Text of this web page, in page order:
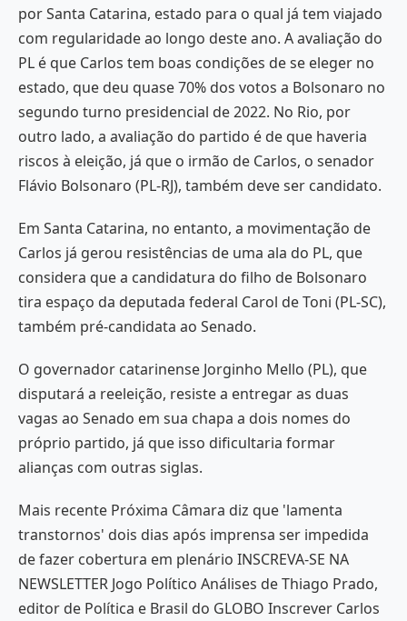
por Santa Catarina, estado para o qual já tem viajado
com regularidade ao longo deste ano. A avaliação do
PL é que Carlos tem boas condições de se eleger no
estado, que deu quase 70% dos votos a Bolsonaro no
segundo turno presidencial de 2022. No Rio, por
outro lado, a avaliação do partido é de que haveria
riscos à eleição, já que o irmão de Carlos, o senador
Flávio Bolsonaro (PL-RJ), também deve ser candidato.
Em Santa Catarina, no entanto, a movimentação de
Carlos já gerou resistências de uma ala do PL, que
considera que a candidatura do filho de Bolsonaro
tira espaço da deputada federal Carol de Toni (PL-SC),
também pré-candidata ao Senado.
O governador catarinense Jorginho Mello (PL), que
disputará a reeleição, resiste a entregar as duas
vagas ao Senado em sua chapa a dois nomes do
próprio partido, já que isso dificultaria formar
alianças com outras siglas.
Mais recente Próxima Câmara diz que 'lamenta
transtornos' dois dias após imprensa ser impedida
de fazer cobertura em plenário INSCREVA-SE NA
NEWSLETTER Jogo Político Análises de Thiago Prado,
editor de Política e Brasil do GLOBO Inscrever Carlos